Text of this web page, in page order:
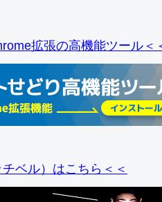
拡張の高機能ツール＜
ベル）はこちら＜＜